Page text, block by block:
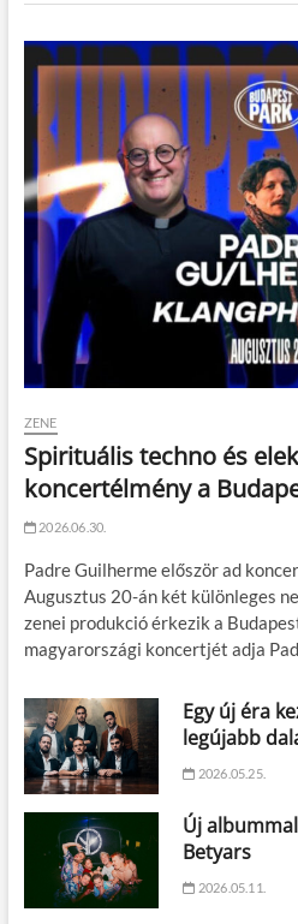
ZENE
Spirituális techno és
koncertélmény a
2026.06.30.
Padre Guilherme először ad
Augusztus 20-án két különleges
zenei produkció érkezik a
magyarországi koncertjét adja
Egy új éra
legújabb
2026.05.25.
Új
Betyars
2026.05.11.